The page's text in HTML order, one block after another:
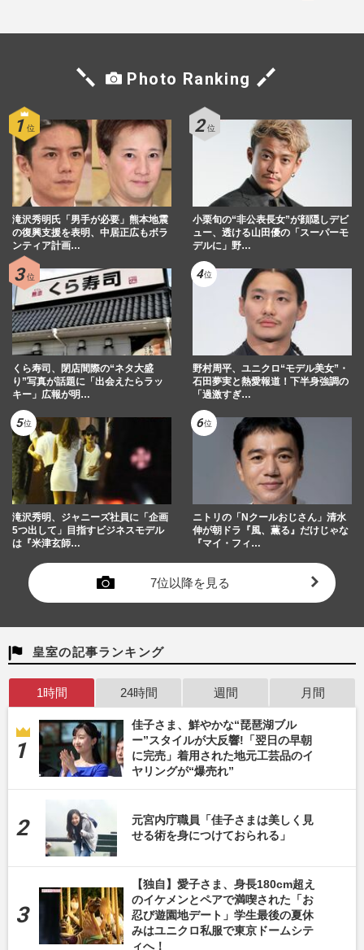
Photo Ranking
滝沢秀明氏「男手が必要」熊本地震
の復興支援を表明、中居正広もボラ
ンティア計画…
小栗旬の“非公表長女”が顔隠しデビ
ュー、透ける山田優の「スーパーモ
デルに」野…
くら寿司、閉店間際の“ネタ大盛
り”写真が話題に「出会えたらラッ
キー」広報が明…
野村周平、ユニクロ“モデル美女”・
石田夢実と熱愛報道！下半身強調の
「過激すぎ…
滝沢秀明、ジャニーズ社員に「企画
5つ出して」目指すビジネスモデル
は『米津玄師…
ニトリの「Nクールおじさん」清水
伸が朝ドラ『風、薫る』だけじゃな
『マイ・フィ…
7位以降を見る
皇室の記事ランキング
1時間 24時間 週間 月間
佳子さま、鮮やかな“琵琶湖ブル
ー”スタイルが大反響!「翌日の早朝
に完売」着用された地元工芸品のイ
ヤリングが“爆売れ”
元宮内庁職員「佳子さまは美しく見
せる術を身につけておられる」
【独自】愛子さま、身長180cm超え
のイケメンとペアで満喫された「お
忍び遊園地デート」学生最後の夏休
みはユニクロ私服で東京ドームシテ
ィへ！